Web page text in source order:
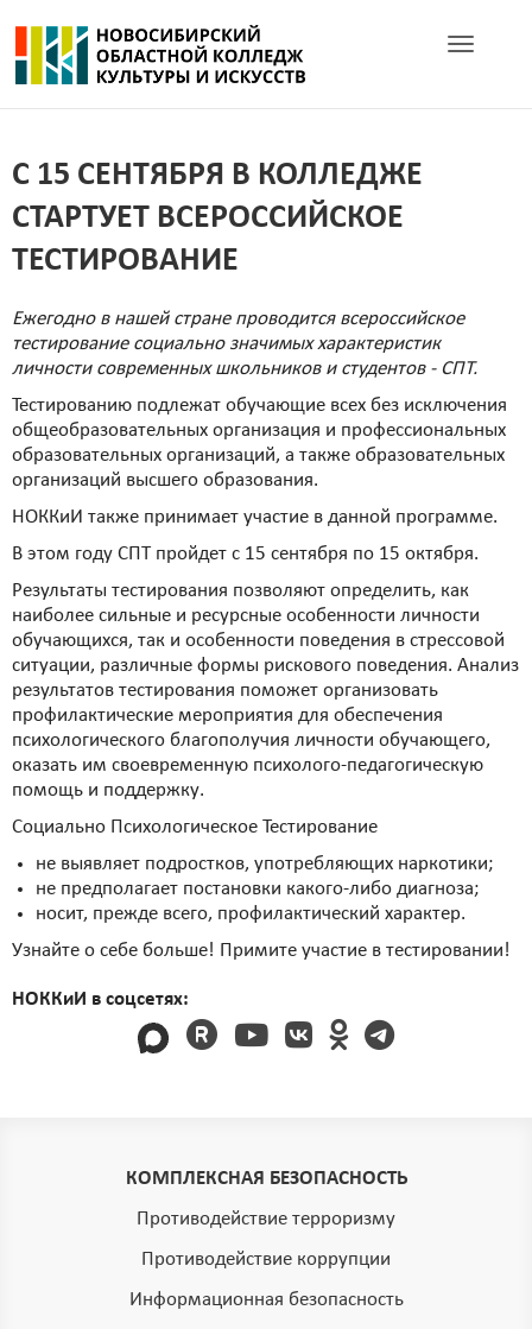
Toggle
С 15 СЕНТЯБРЯ В КОЛЛЕДЖЕ
СТАРТУЕТ ВСЕРОССИЙСКОЕ
ТЕСТИРОВАНИЕ
Ежегодно в нашей стране проводится всероссийское
тестирование социально значимых характеристик
личности современных школьников и студентов - СПТ.
Тестированию подлежат обучающие всех без исключения
общеобразовательных организация и профессиональных
образовательных организаций, а также образовательных
организаций высшего образования.
НОККиИ также принимает участие в данной программе.
В этом году СПТ пройдет с 15 сентября по 15 октября.
Результаты тестирования позволяют определить, как
наиболее сильные и ресурсные особенности личности
обучающихся, так и особенности поведения в стрессовой
ситуации, различные формы рискового поведения. Анализ
результатов тестирования поможет организовать
профилактические мероприятия для обеспечения
психологического благополучия личности обучающего,
оказать им своевременную психолого-педагогическую
помощь и поддержку.
Социально Психологическое Тестирование
не выявляет подростков, употребляющих наркотики;
не предполагает постановки какого-либо диагноза;
носит, прежде всего, профилактический характер.
Узнайте о себе больше! Примите участие в тестировании!
НОККиИ в соцсетях:
КОМПЛЕКСНАЯ БЕЗОПАСНОСТЬ
Противодействие терроризму
Противодействие коррупции
Информационная безопасность